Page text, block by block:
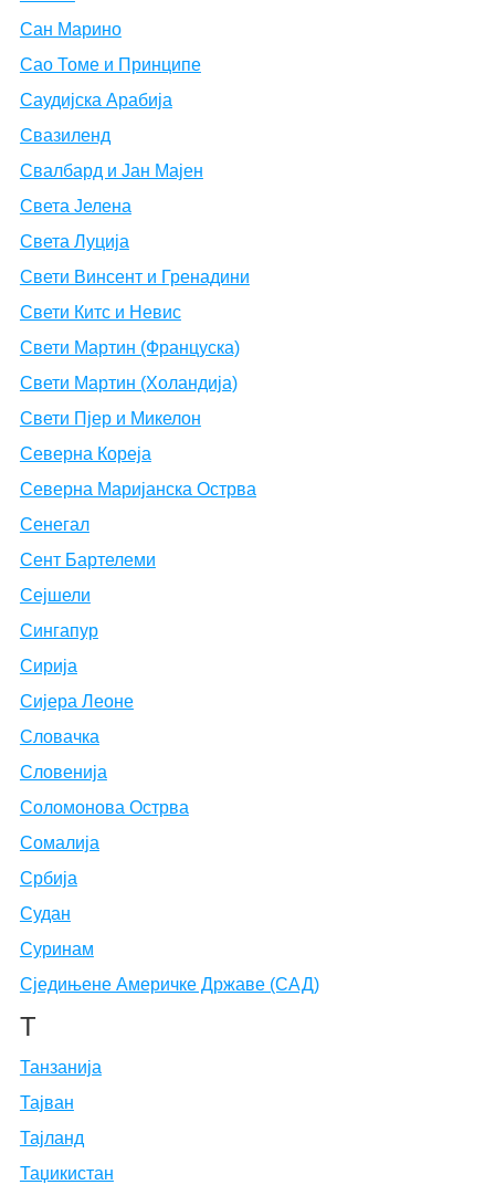
Сан Марино
Сао Томе и Принципе
Саудијска Арабија
Свазиленд
Свалбард и Јан Мајен
Света Јелена
Света Луција
Свети Винсент и Гренадини
Свети Китс и Невис
Свети Мартин (Француска)
Свети Мартин (Холандија)
Свети Пјер и Микелон
Северна Кореја
Северна Маријанска Острва
Сенегал
Сент Бартелеми
Сејшели
Сингапур
Сирија
Сијера Леоне
Словачка
Словенија
Соломонова Острва
Сомалија
Србија
Судан
Суринам
Сједињене Америчке Државе (САД)
Т
Танзанија
Тајван
Тајланд
Таџикистан